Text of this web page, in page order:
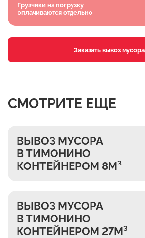
Грузчики на погрузку
оплачиваются отдельно
Заказать вывоз мусора
СМОТРИТЕ ЕЩЕ
ВЫВОЗ МУСОРА
В ТИМОНИНО
КОНТЕЙНЕРОМ 8М³
ВЫВОЗ МУСОРА
В ТИМОНИНО
КОНТЕЙНЕРОМ 27М³